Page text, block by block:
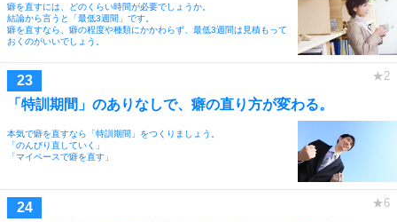
癖を直すには、どのくらい時間が必要でしょうか。
結論から言うと「最低3週間」です。
癖を直すなら、癖の程度や種類にかかわらず、最低3週間は見積もって
おくのがいいでしょう。
「特訓期間」のありなしで、癖の直り方が変わる。
本気で癖を直すなら「特訓期間」をつくりましょう。
「のんびり直していく」
「マイペースで癖を直す」